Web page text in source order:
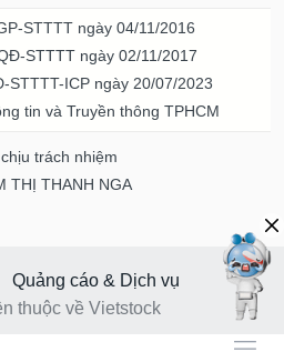
STTTT ngày 04/11/2016
STTTT ngày 02/11/2017
STTTT-ICP ngày 20/07/2023
tin và Truyền thông TPHCM
trách nhiệm
THỊ THANH NGA
Quảng cáo & Dịch vụ
thuộc về Vietstock